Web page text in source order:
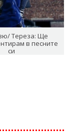
Тереза: Ще
в песните
си